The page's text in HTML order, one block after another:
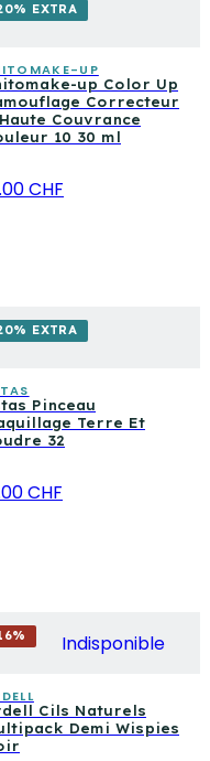
EXTRA
UP
up Color Up
Correcteur
Couvrance
10 30 ml
CHF
EXTRA
Pinceau
Terre Et
32
CHF
% Indisponible
Cils Naturels
Demi Wispies